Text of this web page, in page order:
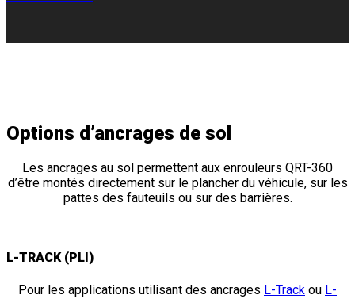
Options d’ancrages de sol
Les ancrages au sol permettent aux enrouleurs QRT-360
d’être montés directement sur le plancher du véhicule, sur les
pattes des fauteuils ou sur des barrières.
L-TRACK (PLI)
Pour les applications utilisant des ancrages L-Track ou L-